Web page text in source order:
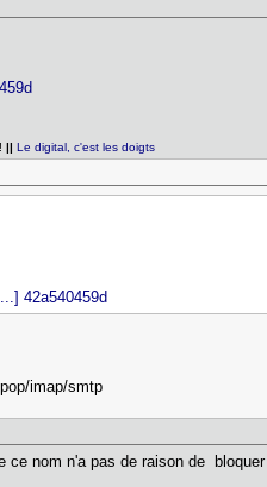
!||Le digital, c'est les doigts
42a540459d
imap/smtp
ce nom n'a pas de raison de